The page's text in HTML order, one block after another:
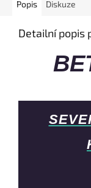
Popis Diskuze
Detailní popis